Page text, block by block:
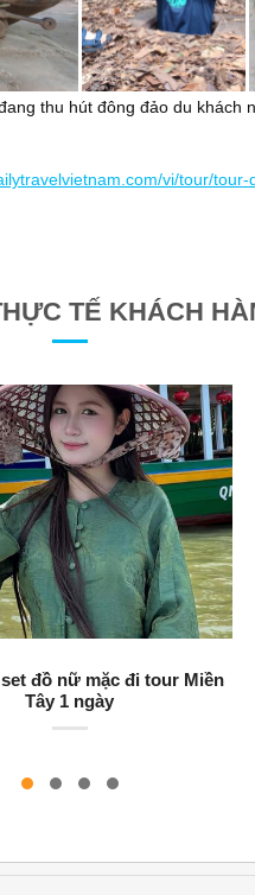
thu hút đông đảo du khách
vi/tour/
TẾ KHÁCH
đồ nữ mặc đi tour Miền
Tây 1 ngày